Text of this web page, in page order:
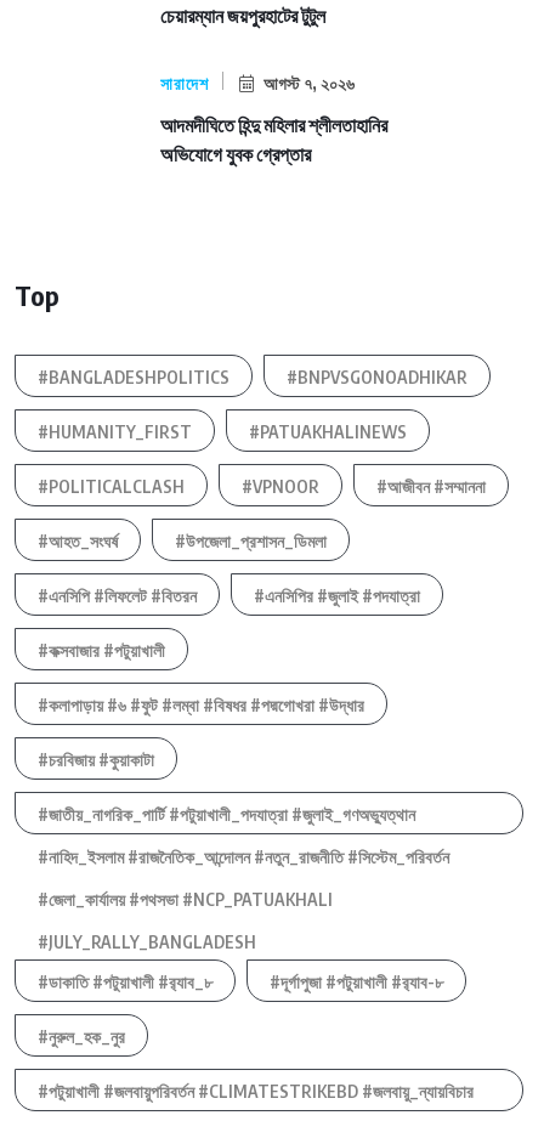
চেয়ারম্যান জয়পুরহাটের টুটুল
সারাদেশ আগস্ট ৭, ২০২৬
আদমদীঘিতে হিন্দু মহিলার শ্লীলতাহানির
অভিযোগে যুবক গ্রেপ্তার
Top
#BANGLADESHPOLITICS #BNPVSGONOADHIKAR
#HUMANITY_FIRST #PATUAKHALINEWS
#POLITICALCLASH #VPNOOR #আজীবন #সম্মাননা
#আহত_সংঘর্ষ #উপজেলা_প্রশাসন_ডিমলা
#এনসিপি #লিফলেট #বিতরন #এনসিপির #জুলাই #পদযাত্রা
#কক্সবাজার #পটুয়াখালী
#কলাপাড়ায় #৬ #ফুট #লম্বা #বিষধর #পদ্মগোখরা #উদ্ধার
#চরবিজায় #কুয়াকাটা
#জাতীয়_নাগরিক_পার্টি #পটুয়াখালী_পদযাত্রা #জুলাই_গণঅভ্যুত্থান
#নাহিদ_ইসলাম #রাজনৈতিক_আন্দোলন #নতুন_রাজনীতি #সিস্টেম_পরিবর্তন
#জেলা_কার্যালয় #পথসভা #NCP_PATUAKHALI
#JULY_RALLY_BANGLADESH
#ডাকাতি #পটুয়াখালী #র‍্যাব_৮
#দূর্গাপুজা #পটুয়াখালী #র‍্যাব-৮
#নুরুল_হক_নুর
#পটুয়াখালী #জলবায়ুপরিবর্তন #CLIMATESTRIKEBD #জলবায়ু_ন্যায়বিচার